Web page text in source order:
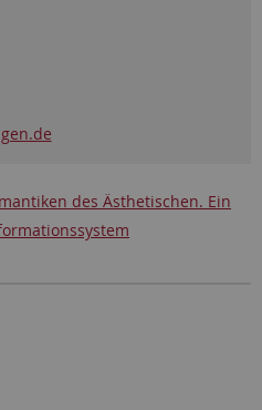
des Ästhetischen. Ein